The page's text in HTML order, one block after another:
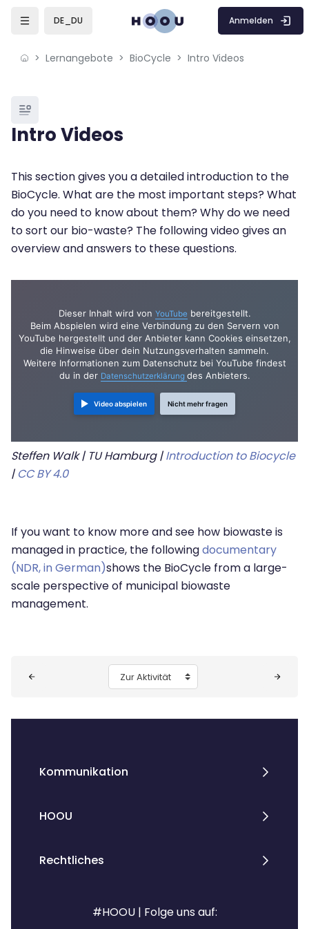
Skip to sidebar navigation menu
Skip to mobile navigation menu
DE_DU Anmelden
Lernangebote BioCycle Intro Videos
Blöcke
Intro Videos
Blöcke
Abschlussbedingungen
This section gives you a detailed introduction to the
BioCycle. What are the most important steps? What
do you need to know about them? Why do we need
to sort our bio-waste? The following video gives an
overview and answers to these questions.
Dieser Inhalt wird von YouTube bereitgestellt.
Beim Abspielen wird eine Verbindung zu den Servern von
YouTube hergestellt und der Anbieter kann Cookies einsetzen,
die Hinweise über dein Nutzungsverhalten sammeln.
Weitere Informationen zum Datenschutz bei YouTube findest
du in der Datenschutzerklärung des Anbieters.
Video abspielen Nicht mehr fragen
Steffen Walk | TU Hamburg |Introduction to Biocycle
|CC BY 4.0
If you want to know more and see how biowaste is
managed in practice, the followingdocumentary
(NDR, in German)shows the BioCycle from a large-
scale perspective of municipal biowaste
management.
Zur Aktivität
Kommunikation
HOOU
Rechtliches
#HOOU | Folge uns auf: